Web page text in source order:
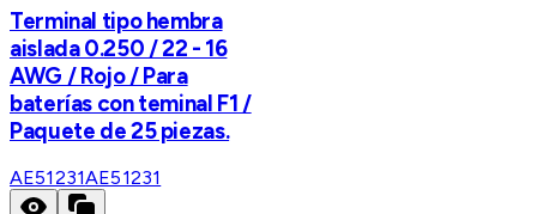
Terminal tipo hembra
aislada 0.250 / 22 - 16
AWG / Rojo / Para
baterías con teminal F1 /
Paquete de 25 piezas.
AE51231AE51231